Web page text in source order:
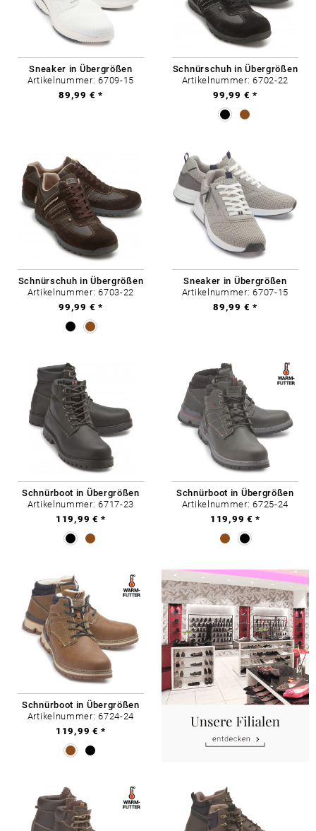
Sneaker in Übergrößen
Artikelnummer: 6709-15
89,99 € *
Schnürschuh in Übergrößen
Artikelnummer: 6702-22
99,99 € *
Schnürschuh in Übergrößen
Artikelnummer: 6703-22
99,99 € *
Sneaker in Übergrößen
Artikelnummer: 6707-15
89,99 € *
Schnürboot in Übergrößen
Artikelnummer: 6717-23
119,99 € *
Schnürboot in Übergrößen
Artikelnummer: 6725-24
119,99 € *
Schnürboot in Übergrößen
Artikelnummer: 6724-24
119,99 € *